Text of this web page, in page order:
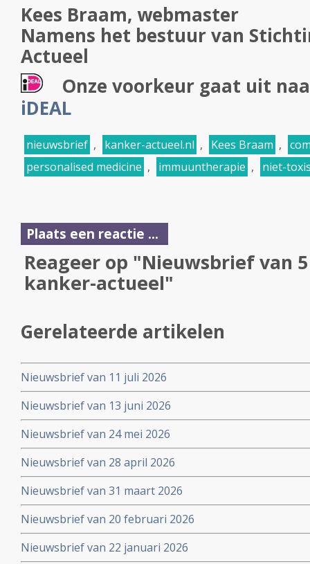
Kees Braam, webmaster
Namens het bestuur van
Actueel
Onze voorkeur gaat uit
iDEAL
nieuwsbrief , kanker-actueel.nl , Kees Braam ,
personalised medicine , immuuntherapie , niet-
Plaats een reactie ...
Reageer op "Nieuwsbrief van
kanker-actueel"
Gerelateerde artikelen
Nieuwsbrief van 11 juli 2026
Nieuwsbrief van 13 juni 2026
Nieuwsbrief van 24 mei 2026
Nieuwsbrief van 28 april 2026
Nieuwsbrief van 31 maart 2026
Nieuwsbrief van 20 februari 2026
Nieuwsbrief van 22 januari 2026